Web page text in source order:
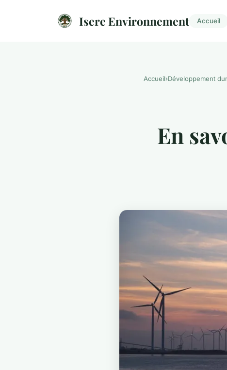
Isere Environnement Accueil
Accueil›Développement
En